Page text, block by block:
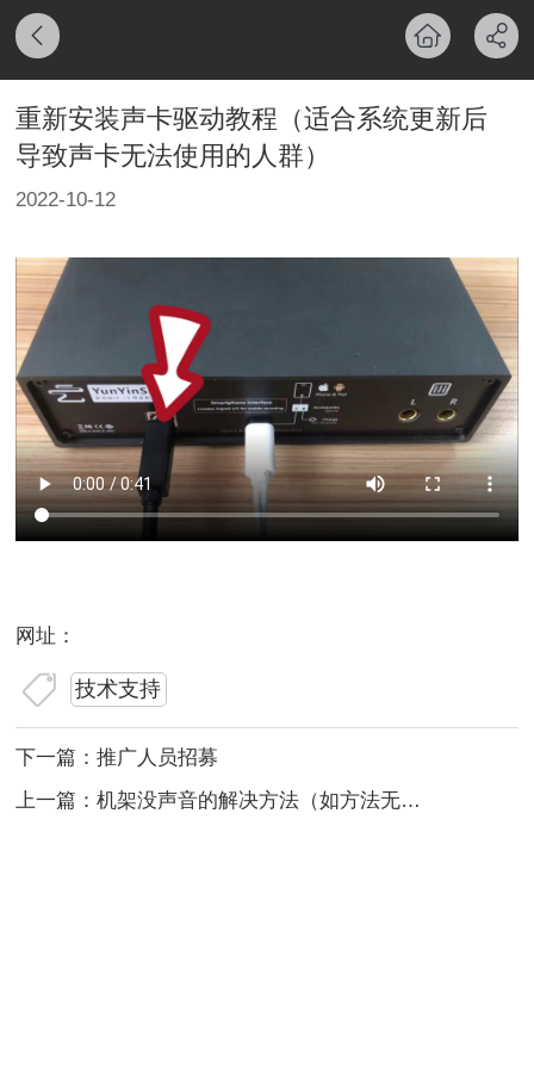
重新安装声卡驱动教程（适合系统更新后
导致声卡无法使用的人群）
2022-10-12
网址：
技术支持
下一篇： 推广人员招募
上一篇： 机架没声音的解决方法（如方法无效请重新装驱动）